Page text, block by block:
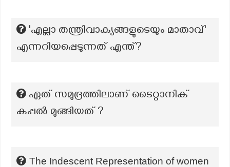
'എല്ലാ തന്ത്രിവാക്യങ്ങളുടെയും മാതാവ്'
എന്നറിയപ്പെടുന്നത് എന്ത്?
ഏത് സമുദ്രത്തിലാണ് ടൈറ്റാനിക്
കപ്പൽ മുങ്ങിയത് ?
The Indescent Representation of women